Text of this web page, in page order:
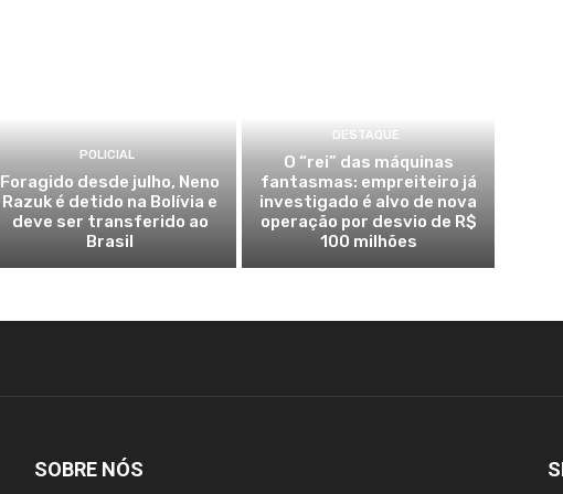
POLICIAL
Foragido desde julho, Neno
Razuk é detido na Bolívia e
deve ser transferido ao
Brasil
DESTAQUE
O “rei” das máquinas
fantasmas: empreiteiro já
investigado é alvo de nova
operação por desvio de R$
100 milhões
SOBRE NÓS